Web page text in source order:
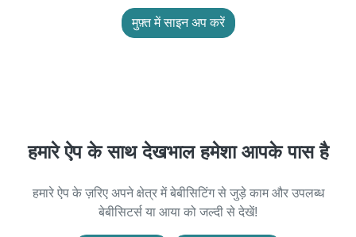
मुफ़्त में साइन अप करें
हमारे ऐप के साथ देखभाल हमेशा आपके पास है
हमारे ऐप के ज़रिए अपने क्षेत्र में बेबीसिटिंग से जुड़े काम और उपलब्ध
बेबीसिटर्स या आया को जल्दी से देखें!